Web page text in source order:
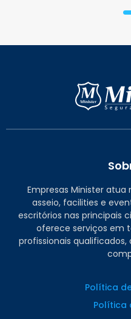
Empresas Minister
asseio, facilities e
escritórios nas principais
oferece serviços em
profissionais
Política
Política